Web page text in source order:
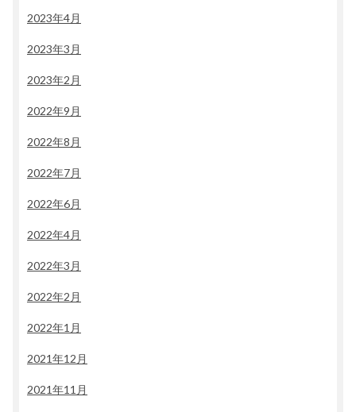
2023年4月
2023年3月
2023年2月
2022年9月
2022年8月
2022年7月
2022年6月
2022年4月
2022年3月
2022年2月
2022年1月
2021年12月
2021年11月